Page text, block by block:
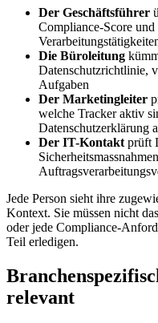
Der Geschäftsführer
Compliance-Score
Die Büroleitung
Datenschutzrichtlinie,
Aufgaben
Der Marketingleiter
welche Tracker aktiv
Datenschutzerklärung
Der IT-Kontakt prüft
Jede Person sieht ihre
Kontext. Sie müssen nicht
oder jede Compliance-
Teil erledigen.
relevant